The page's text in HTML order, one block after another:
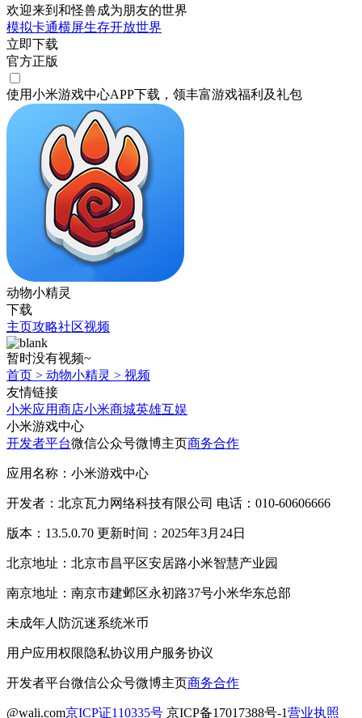
欢迎来到和怪兽成为朋友的世界
模拟卡通横屏生存开放世界
立即下载
官方正版
使用小米游戏中心APP下载 ，领丰富游戏福利 及礼包
动物小精灵
下载
主页攻略社区视频
暂时没有视频~
首页 > 动物小精灵 > 视频
友情链接
小米应用商店小米商城英雄互娱
小米游戏中心
开发者平台微信公众号微博主页商务合作
应用名称：小米游戏中心
开发者：北京瓦力网络科技有限公司 电话：010-60606666
版本：13.5.0.70 更新时间：2025年3月24日
北京地址：北京市昌平区安居路小米智慧产业园
南京地址：南京市建邺区永初路37号小米华东总部
未成年人防沉迷系统米币
用户应用权限隐私协议用户服务协议
开发者平台微信公众号微博主页商务合作
@wali.com京ICP证110335号 京ICP备17017388号-1营业执照